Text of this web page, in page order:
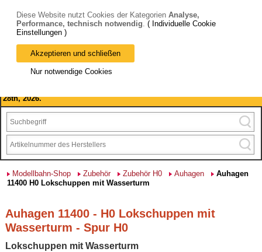
Bitte beachten Sie: wir machen Betriebsferien, vom 03. bis 28.
August 2026 haben wir geschlossen.
28th, 2026.
Modellbahn-Shop Zubehör Zubehör H0 Auhagen
Auhagen
11400 H0 Lokschuppen mit Wasserturm
Auhagen 11400 - H0 Lokschuppen mit
Wasserturm - Spur H0
Lokschuppen mit Wasserturm
Diese Website nutzt Cookies der Kategorien Analyse,
Performance, technisch notwendig. ( Individuelle Cookie
Einstellungen )
Akzeptieren und schließen
Nur notwendige Cookies